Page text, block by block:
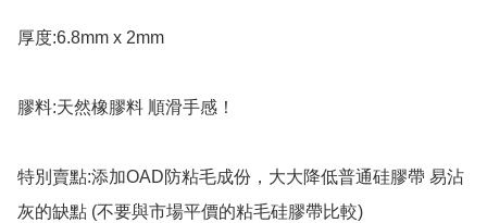
厚度:6.8mm x 2mm
膠料:天然橡膠料 順滑手感！
特別賣點:添加OAD防粘毛成份，大大降低普通硅膠帶 易沾
灰的缺點 (不要與市場平價的粘毛硅膠帶比較)